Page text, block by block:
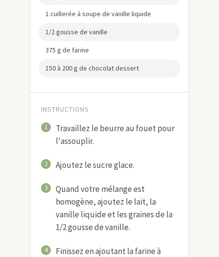
1 cuillerée à soupe de vanille liquide
1/2 gousse de vanille
375 g de farine
150 à 200 g de chocolat dessert
INSTRUCTIONS
1
Travaillez le beurre au fouet pour
l'assouplir.
2 Ajoutez le sucre glace.
3
Quand votre mélange est
homogène, ajoutez le lait, la
vanille liquide et les graines de la
1/2 gousse de vanille.
4
Finissez en ajoutant la farine à